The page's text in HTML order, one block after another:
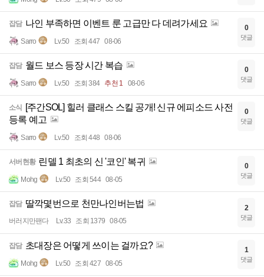
잡담 나인 부족하면 이벤트 룬 고급만 다 데려가세요
Sarro Lv.50 조회 447 08-06
0
댓글
잡담 월드 보스 등장 시간 복습
Sarro Lv.50 조회 384 추천 1 08-06
0
댓글
소식
[주간SOL] 힐러 클래스 스킬 공개! 신규 에피소드 사전
등록 예고
Sarro Lv.50 조회 448 08-06
0
댓글
서버현황 린델 1 최초의 신 '코인' 복귀
Mohg Lv.50 조회 544 08-05
0
댓글
잡담 딸깍몇번으로 천만나인버는법
버러지만팬다 Lv.33 조회 1379 08-05
2
댓글
잡담 초대장은 어떻게 쓰이는 걸까요?
Mohg Lv.50 조회 427 08-05
1
댓글